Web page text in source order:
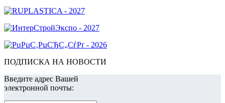
ПОДПИСКА НА НОВОСТИ
Введите адрес Вашей
электронной почты: